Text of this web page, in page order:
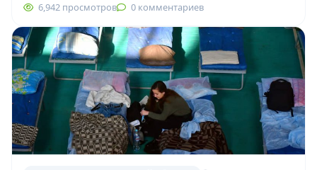
Людей организованно доставили…
6,942 просмотров 0 комментариев